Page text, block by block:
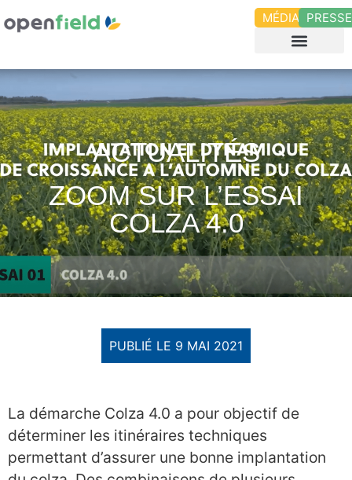
MÉDIAS PRESSE
ACTUALITÉS
ZOOM SUR L’ESSAI
COLZA 4.0
PUBLIÉ LE 9 MAI 2021
La démarche Colza 4.0 a pour objectif de
déterminer les itinéraires techniques
permettant d’assurer une bonne implantation